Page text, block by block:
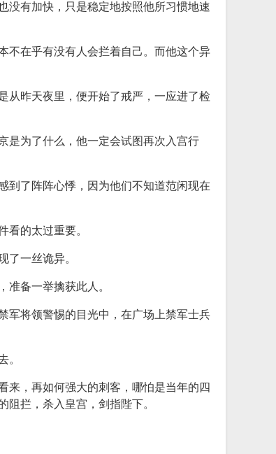
没有加快，只是稳定地按照他所习惯地速
不在乎有没有人会拦着自己。而他这个异
从昨天夜里，便开始了戒严，一应进了检
是为了什么，他一定会试图再次入宫行
到了阵阵心悸，因为他们不知道范闲现在
看的太过重要。
了一丝诡异。
备一举擒获此人。
军将领警惕的目光中，在广场上禁军士兵
。
来，再如何强大的刺客，哪怕是当年的四
拦，杀入皇宫，剑指陛下。